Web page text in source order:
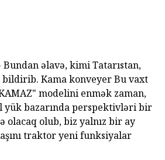
Bundan əlavə, kimi Tatarıstan,
Kama konveyer Bu vaxt
modelini enmək zaman,
yük bazarında perspektivləri bir
olacaq olub, biz yalnız bir ay
traktor yeni funksiyalar